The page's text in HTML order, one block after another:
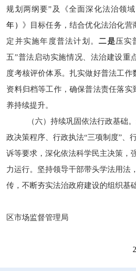
规划两纲要”及《全面深化法治领
年） 》目标任务，结合优化法治化营
定并实施年度普法计划。二是压实
五”普法启动实施情况、法治建设重
度考核评价体系。扎实做好普法工作
资料归档等工作，确保普法责任落实
养持续提升。
（六）持续巩固依法行政基础。
政决策程序、行政执法“三项制度”、
诉等要求，深化依法科学民主决策，
力运行。坚持领导干部带头学法用法
传，不断夯实法治政府建设的组织基
阿
区市场监督管理局